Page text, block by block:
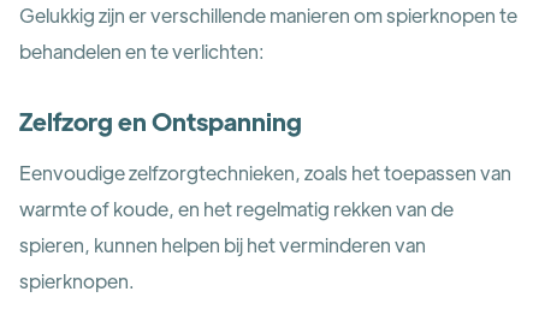
Gelukkig zijn er verschillende manieren om spierknopen te
behandelen en te verlichten:
Zelfzorg en Ontspanning
Eenvoudige zelfzorgtechnieken, zoals het toepassen van
warmte of koude, en het regelmatig rekken van de
spieren, kunnen helpen bij het verminderen van
spierknopen.